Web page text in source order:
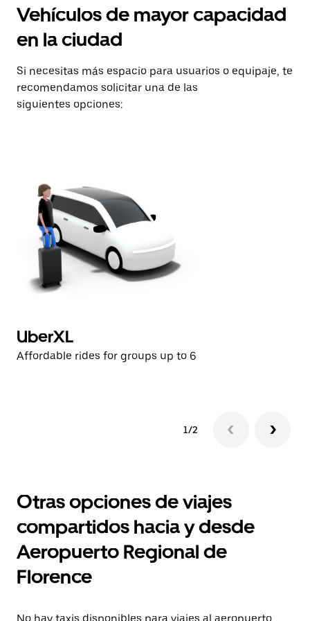
Vehículos de mayor capacidad
en la ciudad
Si necesitas más espacio para usuarios o equipaje, te
recomendamos solicitar una de las
siguientes opciones:
UberXL
Affordable rides for groups up to 6
1/2
Otras opciones de viajes
compartidos hacia y desde
Aeropuerto Regional de
Florence